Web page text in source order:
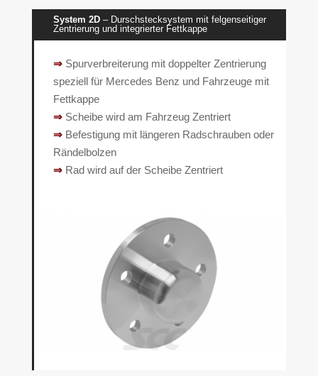
System 2D– Durschstecksystem mit felgenseitiger
Zentrierung und integrierter Fettkappe
⇒ Spurverbreiterung mit doppelter Zentrierung
speziell für Mercedes Benz und Fahrzeuge mit
Fettkappe
⇒ Scheibe wird am Fahrzeug Zentriert
⇒Befestigung mit längeren Radschrauben oder
Rändelbolzen
⇒ Rad wird auf der Scheibe Zentriert